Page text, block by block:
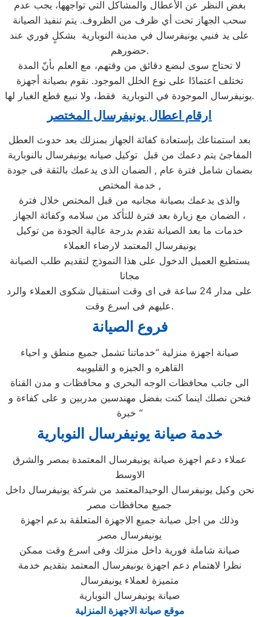
بغض النظر عن الأعطال والمشاكل التي تواجهها، يجب عدم
سحب الجهاز تحت أي ظرف من الظروف. يتم تنفيذ الصيانة
على يد فنيي يونيفرسال في مدينة النوبارية بشكلٍ فوري عند
حضورهم.
لا تحتاج سوى لبضع دقائق من وقتهم، مع العلم بأنّ المدة
تختلف اعتمادًا على نوع الخلل الموجود. نقوم بصيانة أجهزة
يونيفرسال الموجودة في النوبارية فقط، ولا نبيع قطع الغيار لها.
ارقام اعطال يونيفرسال المختصر
بعد استمتاعك بإستعادة كفائة الجهاز بمنزلك بعد حدوث العطل
المفاجئ يتم دعمك من قبل توكيل صيانه يونيفرسال بالنوبارية
بضمان شامل فترة عام , الضمان الذى يدعمك بالثقة فى جودة
خدمة المختص ,
والذى يدعمك بصيانة مجانيه من قبل المختص خلال فترة
الضمان مع زيارة بعد فترة للتأكد من سلامه وكفائة الجهاز ،
خدمات ما بعد الصيانة تقدم بدرجة عالية الجودة من توكيل
يونيفرسال المعتمد لارضاء العملاء
يستطيع العميل الدخول على هذا النموذج لتقديم طلب الصيانة
مجانا
على مدار 24 ساعة فى اى وقت استقبال شكوى العملاء والرد
عليهم فى اسرع وقت.
فروع الصيانة
صيانة اجهزة منزلية “خدماتنا تشمل جميع منطق و احياء
القاهره و الجيزه و القليوبيه
الى جانب محافظات الوجه البحرى و محافظات و مدن القناة
فنحن نصلك اينما كنت بفضل مهندسين مدربين و على كفاءة و
خبرة “
خدمة صيانة يونيفرسال النوبارية
عملاء دعم اجهزة صيانة يونيفرسال المعتمدة بمصر والشرق
الاوسط
نحن وكيل يونيفرسال الوحيدالمعتمد من شركة يونيفرسال داخل
جميع محافظات مصر
وذلك من اجل صيانة جميع الاجهزة المتعلقة بدعم اجهزة
يونيفرسال مصر
صيانة شاملة فورية داخل منزلك وفى اسرع وقت ممكن
نظرا لاهتمام دعم اجهزة يونيفرسال المعتمد بتقديم خدمة
متميزة لعملاء يونيفرسال
صيانة يونيفرسال النوبارية
موقع صيانة الاجهزة المنزلية